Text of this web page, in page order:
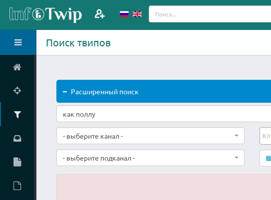
Поиск твипов
Расширенный поиск
- выберите канал -
- выберите подканал -